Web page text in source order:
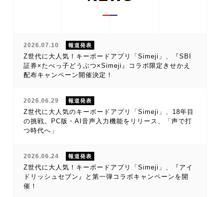
2026.07.10 報道発表
Z世代に大人気！キーボードアプリ「Simeji」、『SBI
証券×たべっ子どうぶつ×Simeji』コラボ限定きせかえ
配布キャンペーン開催決定！
2026.06.29 報道発表
Z世代に大人気のキーボードアプリ「Simeji」、18年目
の挑戦。PC版・AI音声入力機能をリリース、「声で打
つ時代へ」
2026.06.24 報道発表
Z世代に大人気！キーボードアプリ「Simeji」、『アイ
ドリッシュセブン』と第一弾コラボキャンペーンを開
催！